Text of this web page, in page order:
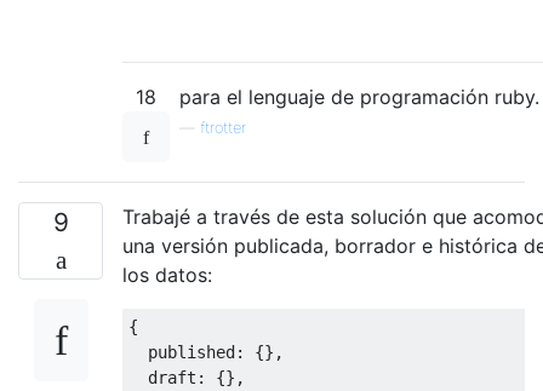
18 para el lenguaje de programación ruby.
ftrotter
9
Trabajé a través de esta solución que
una versión publicada, borrador e histórica
los datos:
{
  published
:
{},
  draft
:
{},